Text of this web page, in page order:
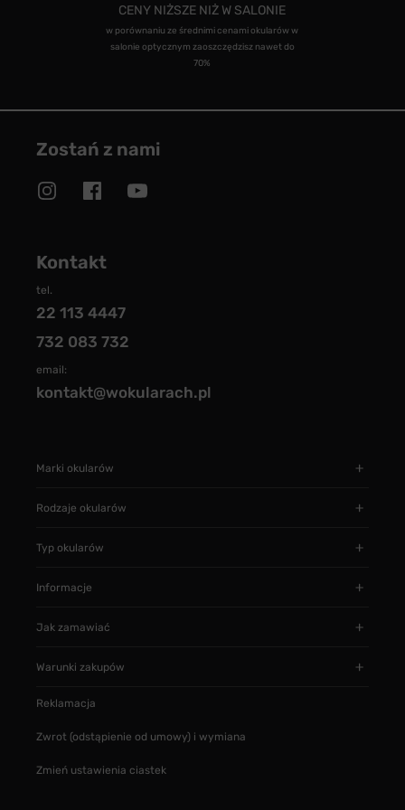
CENY NIŻSZE NIŻ W SALONIE
w porównaniu ze średnimi cenami okularów w
salonie optycznym zaoszczędzisz nawet do
70%
Zostań z nami
Kontakt
tel.
22 113 4447
732 083 732
email:
kontakt@wokularach.pl
Marki okularów
Rodzaje okularów
Typ okularów
Informacje
Jak zamawiać
Warunki zakupów
Reklamacja
Zwrot (odstąpienie od umowy) i wymiana
Zmień ustawienia ciastek